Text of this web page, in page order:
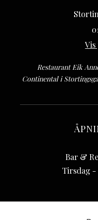
Restaurant Eik
Continental i
Bar &
Tirsdag -